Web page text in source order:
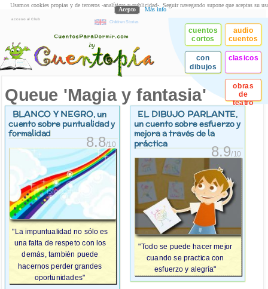
acceso al Club
Children Stories
cuentos
cortos
audio
cuentos
con
dibujos
clasicos
obras
de
teatro
Queue 'Magia y fantasia'
BLANCO Y NEGRO, un
cuento sobre puntualidad y
formalidad
8.8/10
"La impuntualidad no sólo es
una falta de respeto con los
demás, también puede
hacernos perder grandes
oportunidades"
EL DIBUJO PARLANTE,
un cuento sobre esfuerzo y
mejora a través de la
práctica
8.9/10
"Todo se puede hacer mejor
cuando se practica con
esfuerzo y alegría"
Usamos cookies propias y de terceros -analíticas y publicidad-. Seguir navegando supone que aceptas su
Acepto Más info